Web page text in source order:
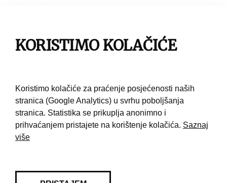
Pravila korištenja
KORISTIMO KOLAČIĆE
Koristimo kolačiće za praćenje posjećenosti naših
stranica (Google Analytics) u svrhu poboljšanja
stranica. Statistika se prikuplja anonimno i
prihvaćanjem pristajete na korištenje kolačića. Saznaj
više